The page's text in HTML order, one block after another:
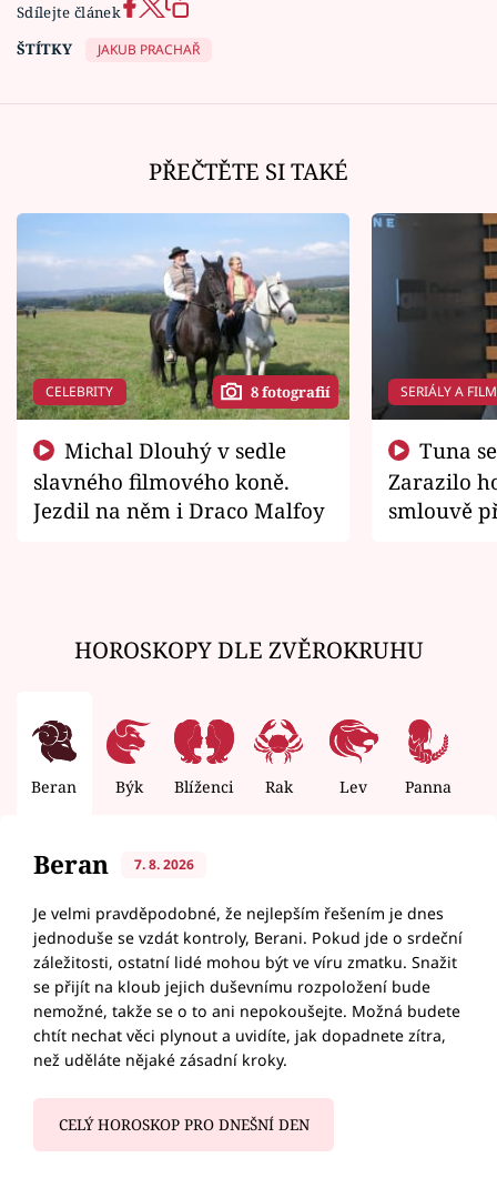
Sdílejte článek
ŠTÍTKY
JAKUB PRACHAŘ
PŘEČTĚTE SI TAKÉ
CELEBRITY 8 fotografií
slavného filmového koně.
Jezdil na něm i Draco Malfoy
SERIÁLY A
Zarazilo
smlouvě
HOROSKOPY DLE ZVĚROKRUHU
Beran Býk Blíženci Rak Lev Panna
Beran 7. 8. 2026
Je velmi pravděpodobné, že nejlepším řešením je dnes
jednoduše se vzdát kontroly, Berani. Pokud jde o srdeční
záležitosti, ostatní lidé mohou být ve víru zmatku. Snažit
se přijít na kloub jejich duševnímu rozpoložení bude
nemožné, takže se o to ani nepokoušejte. Možná budete
chtít nechat věci plynout a uvidíte, jak dopadnete zítra,
než uděláte nějaké zásadní kroky.
CELÝ HOROSKOP PRO DNEŠNÍ DEN